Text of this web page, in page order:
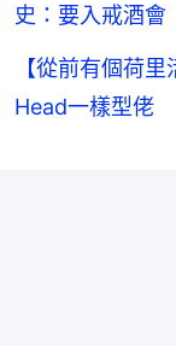
史：要入戒酒會
【從前有個荷
Head一樣型佬